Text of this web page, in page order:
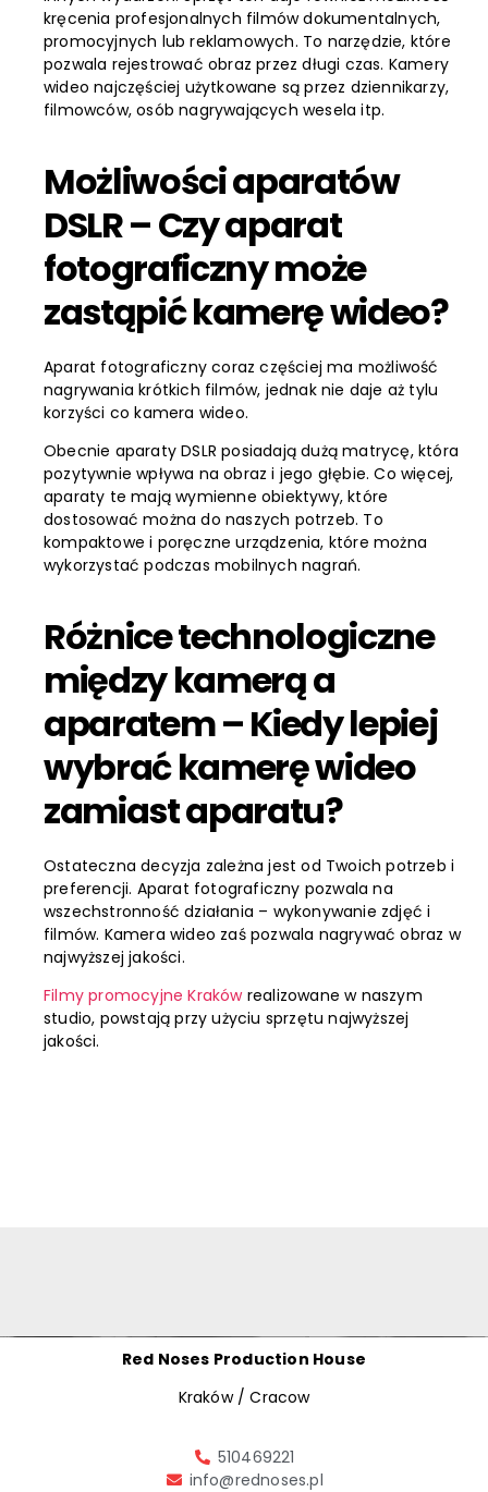
kręcenia profesjonalnych filmów dokumentalnych,
promocyjnych lub reklamowych. To narzędzie, które
pozwala rejestrować obraz przez długi czas. Kamery
wideo najczęściej użytkowane są przez dziennikarzy,
filmowców, osób nagrywających wesela itp.
Możliwości aparatów
DSLR – Czy aparat
fotograficzny może
zastąpić kamerę wideo?
Aparat fotograficzny coraz częściej ma możliwość
nagrywania krótkich filmów, jednak nie daje aż tylu
korzyści co kamera wideo.
Obecnie aparaty DSLR posiadają dużą matrycę, która
pozytywnie wpływa na obraz i jego głębie. Co więcej,
aparaty te mają wymienne obiektywy, które
dostosować można do naszych potrzeb. To
kompaktowe i poręczne urządzenia, które można
wykorzystać podczas mobilnych nagrań.
Różnice technologiczne
między kamerą a
aparatem – Kiedy lepiej
wybrać kamerę wideo
zamiast aparatu?
Ostateczna decyzja zależna jest od Twoich potrzeb i
preferencji. Aparat fotograficzny pozwala na
wszechstronność działania – wykonywanie zdjęć i
filmów. Kamera wideo zaś pozwala nagrywać obraz w
najwyższej jakości.
Filmy promocyjne Krakówrealizowane w naszym
studio, powstają przy użyciu sprzętu najwyższej
jakości.
Red Noses Production House
Kraków / Cracow
510469221
info@rednoses.pl